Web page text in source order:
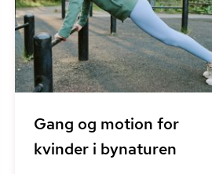
Gang og motion for
kvinder i bynaturen